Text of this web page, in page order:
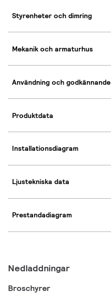
Styrenheter och dimring
Mekanik och armaturhus
Användning och godkännande
Produktdata
Installationsdiagram
Ljustekniska data
Prestandadiagram
Nedladdningar
Broschyrer